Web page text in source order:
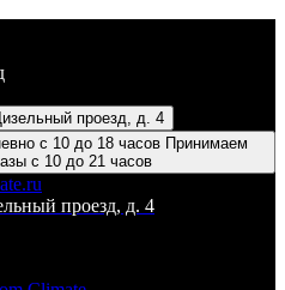
проезд, д. 4
с 10 до 18 часов Принимаем
с 10 до 21 часов
проезд, д. 4